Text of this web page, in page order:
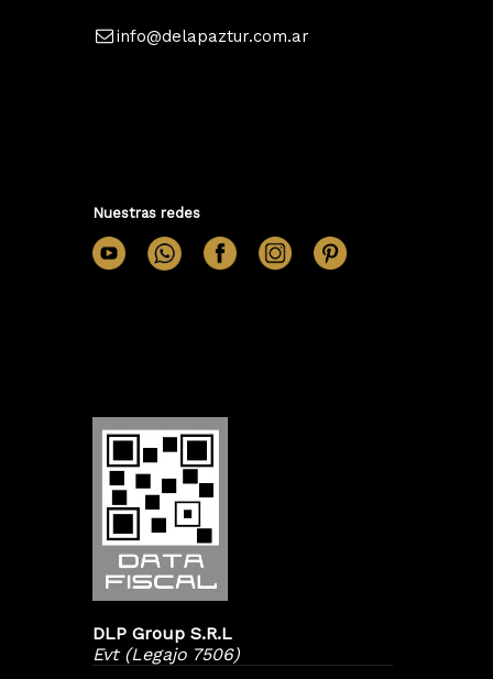
info@delapaztur.com.ar
Nuestras redes
DLP Group S.R.L
Evt (Legajo 7506)